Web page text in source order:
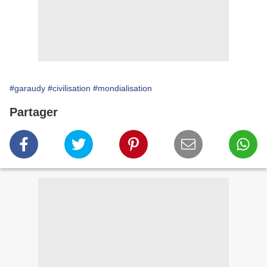
#garaudy #civilisation #mondialisation
Partager